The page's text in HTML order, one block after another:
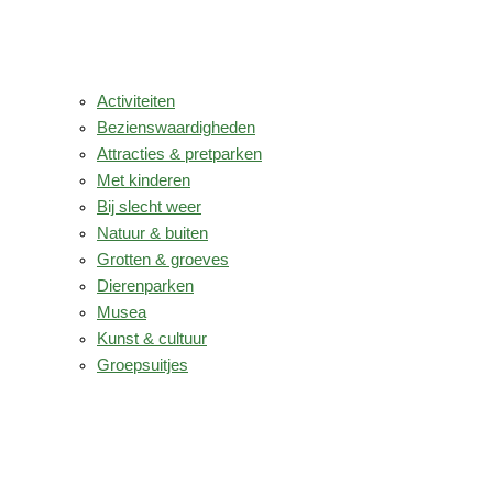
Activiteiten
Bezienswaardigheden
Attracties & pretparken
Met kinderen
Bij slecht weer
Natuur & buiten
Grotten & groeves
Dierenparken
Musea
Kunst & cultuur
Groepsuitjes